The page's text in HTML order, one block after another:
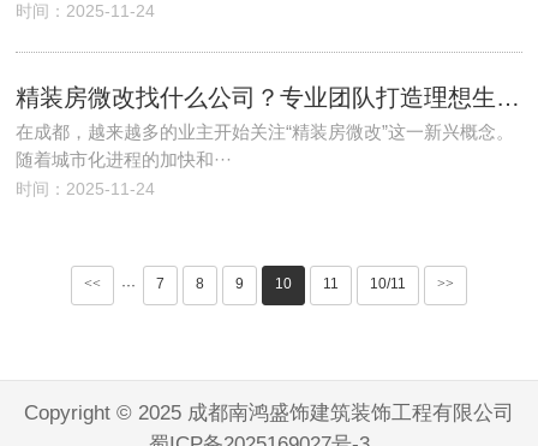
时间：2025-11-24
精装房微改找什么公司？专业团队打造理想生活空间
在成都，越来越多的业主开始关注“精装房微改”这一新兴概念。
随着城市化进程的加快和···
时间：2025-11-24
<< ··· 7 8 9 10 11 10/11 >>
Copyright © 2025 成都南鸿盛饰建筑装饰工程有限公司